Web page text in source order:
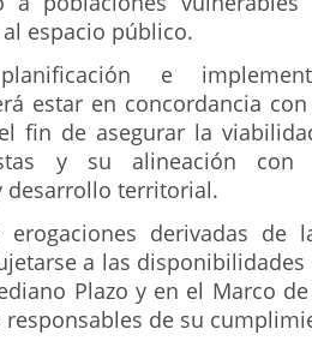
espacio público.
e
estar en concordancia
fin de asegurar la
y su alineación
desarrollo territorial.
erogaciones derivadas de
a las
Plazo y en el Marco
responsables de su